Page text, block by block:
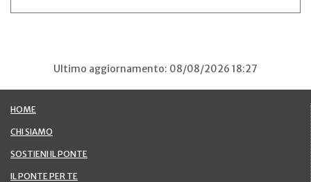
Ultimo aggiornamento: 08/08/2026 18:27
HOME
CHI SIAMO
SOSTIENI IL PONTE
IL PONTE PER TE